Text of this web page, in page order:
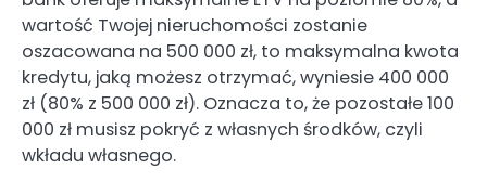
wartość Twojej nieruchomości zostanie
oszacowana na 500 000 zł, to maksymalna kwota
kredytu, jaką możesz otrzymać, wyniesie 400 000
zł (80% z 500 000 zł). Oznacza to, że pozostałe 100
000 zł musisz pokryć z własnych środków, czyli
wkładu własnego.